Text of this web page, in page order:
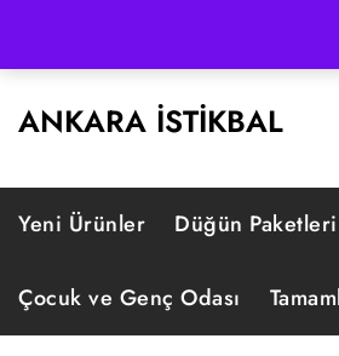
content
ANKARA İSTIKBAL
Yeni Ürünler Düğün Paketleri
Çocuk ve Genç Odası